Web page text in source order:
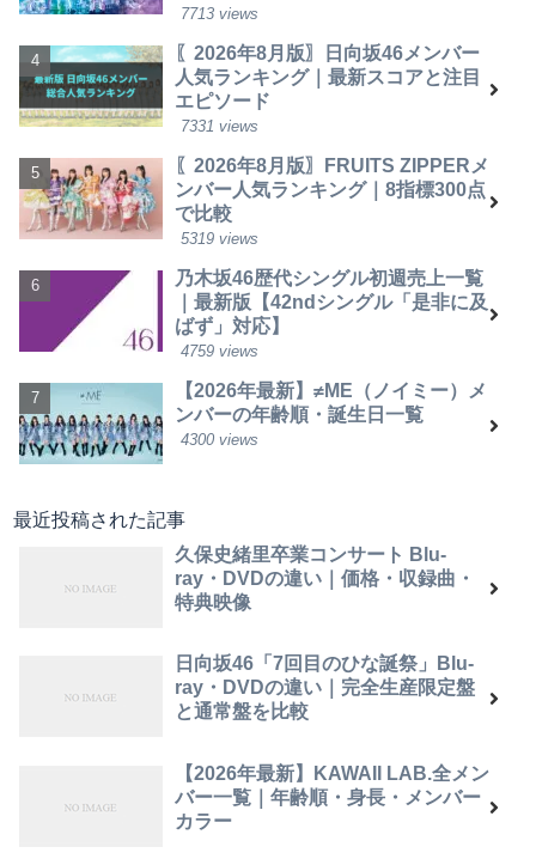
7713 views
〖2026年8月版〗日向坂46メンバー
人気ランキング｜最新スコアと注目
エピソード
7331 views
〖2026年8月版〗FRUITS ZIPPERメ
ンバー人気ランキング｜8指標300点
で比較
5319 views
乃木坂46歴代シングル初週売上一覧
｜最新版【42ndシングル「是非に及
ばず」対応】
4759 views
【2026年最新】≠ME（ノイミー）メ
ンバーの年齢順・誕生日一覧
4300 views
最近投稿された記事
久保史緒里卒業コンサート Blu-
ray・DVDの違い｜価格・収録曲・
特典映像
日向坂46「7回目のひな誕祭」Blu-
ray・DVDの違い｜完全生産限定盤
と通常盤を比較
【2026年最新】KAWAII LAB.全メン
バー一覧｜年齢順・身長・メンバー
カラー